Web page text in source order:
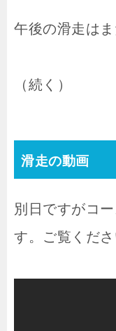
午後の滑走は
（続く）
滑走の動画
別日ですがコ
す。ご覧くださ